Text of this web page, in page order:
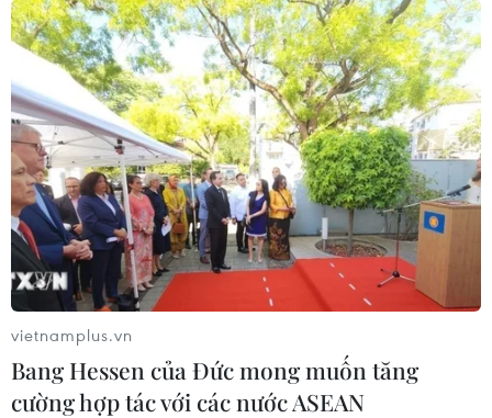
Hơn 100 người thiệt mạng trong mùa
mưa khốc liệt ở Ấn Độ
05/08/2026 09:39
Trung Quốc phóng thành công hai
vệ tinh siêu phổ Đông Phương Huệ
Nhãn
05/08/2026 07:16
vietnamplus.vn
Bang Hessen của Đức mong muốn tăng
cường hợp tác với các nước ASEAN